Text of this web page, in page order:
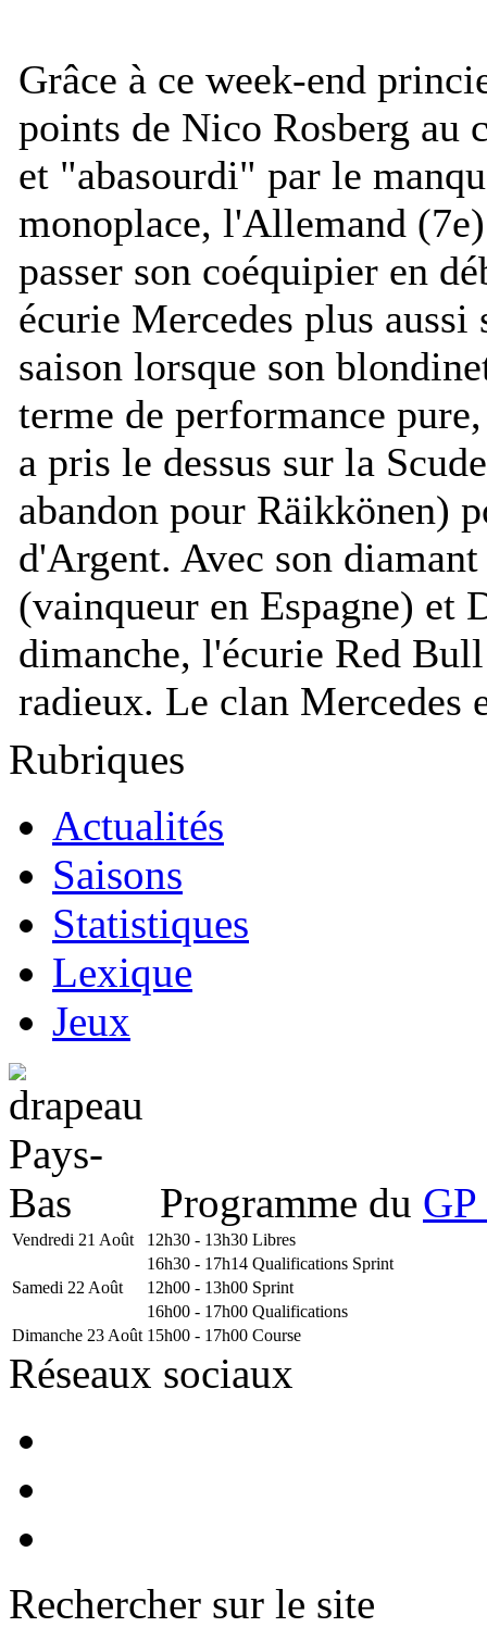
Grâce à ce week-end
points de Nico Rosberg au
et "abasourdi" par le
monoplace, l'Allemand
passer son coéquipier en
écurie Mercedes plus aussi
saison lorsque son
terme de performance
a pris le dessus sur la
abandon pour Räikkönen)
d'Argent. Avec son
(vainqueur en Espagne) et
dimanche, l'écurie Red
radieux. Le clan Mercedes
Rubriques
Actualités
Saisons
Statistiques
Lexique
Jeux
Programme du
Vendredi 21 Août 12h30 - 13h30 Libres
16h30 - 17h14 Qualifications Sprint
Samedi 22 Août
12h00 - 13h00 Sprint
16h00 - 17h00 Qualifications
Dimanche 23 Août 15h00 - 17h00 Course
Réseaux sociaux
Rechercher sur le site